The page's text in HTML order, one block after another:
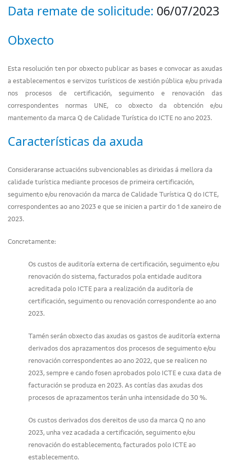
Data remate de solicitude: 06/07/2023
Obxecto
Esta resolución ten por obxecto publicar as bases e convocar as axudas
a establecementos e servizos turísticos de xestión pública e/ou privada
nos procesos de certificación, seguimento e renovación das
correspondentes normas UNE, co obxecto da obtención e/ou
mantemento da marca Q de Calidade Turística do ICTE no ano 2023.
Características da axuda
Consideraranse actuacións subvencionables as dirixidas á mellora da
calidade turística mediante procesos de primeira certificación,
seguimento e/ou renovación da marca de Calidade Turística Q do ICTE,
correspondentes ao ano 2023 e que se inicien a partir do 1 de xaneiro de
2023.
Concretamente:
Os custos de auditoría externa de certificación, seguimento e/ou
renovación do sistema, facturados pola entidade auditora
acreditada polo ICTE para a realización da auditoría de
certificación, seguimento ou renovación correspondente ao ano
2023.
Tamén serán obxecto das axudas os gastos de auditoría externa
derivados dos aprazamentos dos procesos de seguimento e/ou
renovación correspondentes ao ano 2022, que se realicen no
2023, sempre e cando fosen aprobados polo ICTE e cuxa data de
facturación se produza en 2023. As contías das axudas dos
procesos de aprazamentos terán unha intensidade do 30 %.
Os custos derivados dos dereitos de uso da marca Q no ano
2023, unha vez acadada a certificación, seguimento e/ou
renovación do establecemento, facturados polo ICTE ao
establecemento.